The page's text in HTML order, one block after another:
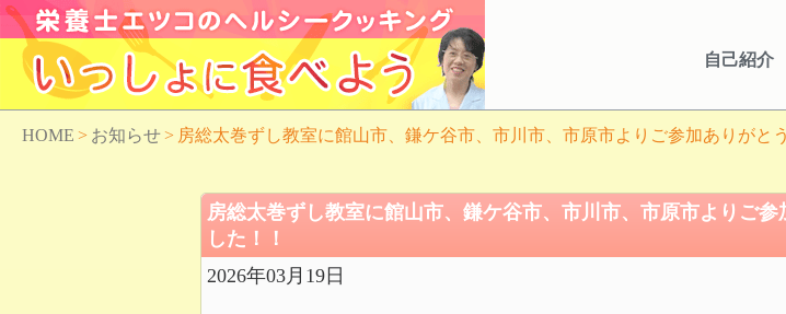
自己紹介
HOME > お知らせ> 房総太巻ずし教室に館山市、鎌ケ谷市、市川市、市原市よりご参加ありがと
房総太巻ずし教室に館山市、鎌ケ谷市、市川市、市原市よりご参
した！！
2026年03月19日